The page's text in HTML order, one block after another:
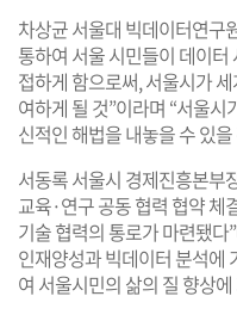
차상균 서울대 빅데이터연구
통하여 서울 시민들이 데이
접하게 함으로써, 서울시가
여하게 될 것”이라며 “서울
신적인 해법을 내놓을 수 있
서동록 서울시 경제진흥본부
교육·연구 공동 협력 협약 체
기술 협력의 통로가 마련됐다
인재양성과 빅데이터 분석에
여 서울시민의 삶의 질 향상